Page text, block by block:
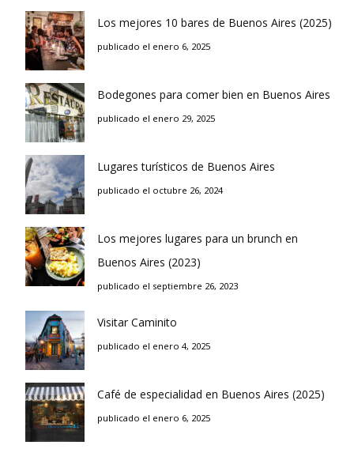
Los mejores 10 bares de Buenos Aires (2025)
publicado el enero 6, 2025
Bodegones para comer bien en Buenos Aires
publicado el enero 29, 2025
Lugares turísticos de Buenos Aires
publicado el octubre 26, 2024
Los mejores lugares para un brunch en
Buenos Aires (2023)
publicado el septiembre 26, 2023
Visitar Caminito
publicado el enero 4, 2025
Café de especialidad en Buenos Aires (2025)
publicado el enero 6, 2025